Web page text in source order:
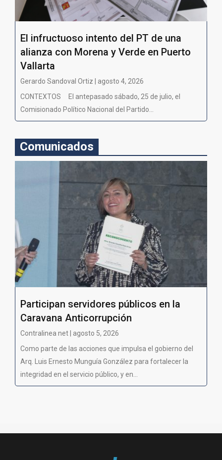
El infructuoso intento del PT de una
alianza con Morena y Verde en Puerto
Vallarta
Gerardo Sandoval Ortiz | agosto 4, 2026
CONTEXTOS El antepasado sábado, 25 de julio, el
Comisionado Político Nacional del Partido...
Comunicados
Participan servidores públicos en la
Caravana Anticorrupción
Contralinea net | agosto 5, 2026
Como parte de las acciones que impulsa el gobierno del
Arq. Luis Ernesto Munguía González para fortalecer la
integridad en el servicio público, y en...